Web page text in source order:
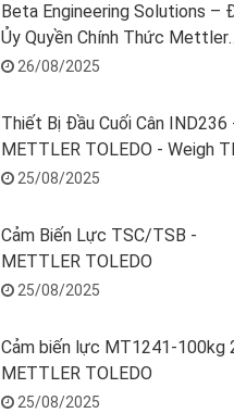
Beta Engineering Solutions –
Ủy Quyền Chính Thức Mettler
Toledo Tại Việt Nam
26/08/2025
Thiết Bị Đầu Cuối Cân IND236
METTLER TOLEDO - Weigh
236H10001000N00
25/08/2025
Cảm Biến Lực TSC/TSB -
METTLER TOLEDO
25/08/2025
Cảm biến lực MT1241-100kg
METTLER TOLEDO
25/08/2025